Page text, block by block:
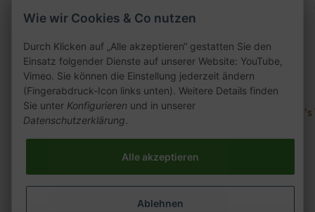
Skynet Dream Phunnel
pistacho
Alter Preis:7,00 €
Skynet Dream Phunnel
7,00 €
Alter Preis:7,00 €
Wie wir Cookies & Co nutzen
Durch Klicken auf „Alle akzeptieren“ gestatten Sie den
Einsatz folgender Dienste auf unserer Website: YouTube,
Vimeo. Sie können die Einstellung jederzeit ändern
(Fingerabdruck-Icon links unten). Weitere Details finden
Sie unter Konfigurieren und in unserer
Datenschutzerklärung.
Alle akzeptieren
Ablehnen